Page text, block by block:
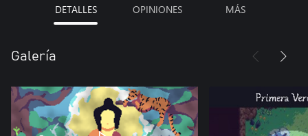
DETALLES OPINIONES MÁS
Galería